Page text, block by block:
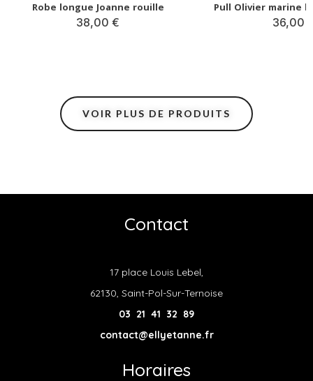
Robe longue Joanne rouille
38,00 € 36,00
VOIR PLUS DE PRODUITS
Contact
17 place Louis Lebel,
62130, Saint-Pol-Sur-Ternoise
03 21 41 32 89
contact@ellyetanne.fr
Horaires